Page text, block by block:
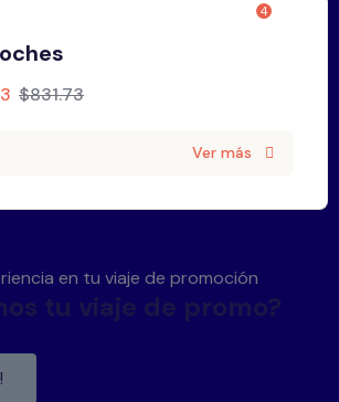
4
$831.73
Ver más
en tu viaje de promoción